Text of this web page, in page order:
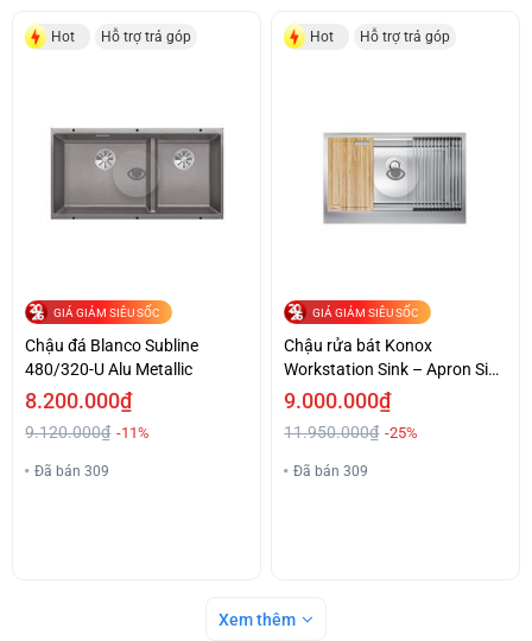
Hot Hỗ trợ trả góp
GIÁ GIẢM SIÊU SỐC
Chậu đá Blanco Subline
480/320-U Alu Metallic
8.200.000₫
9.120.000₫ -11%
Đã bán 309
Hot Hỗ trợ trả góp
GIÁ GIẢM SIÊU SỐC
Chậu rửa bát Konox
Workstation Sink – Apron Sink
KN8051AS Retta
9.000.000₫
11.950.000₫ -25%
Đã bán 309
Xem thêm